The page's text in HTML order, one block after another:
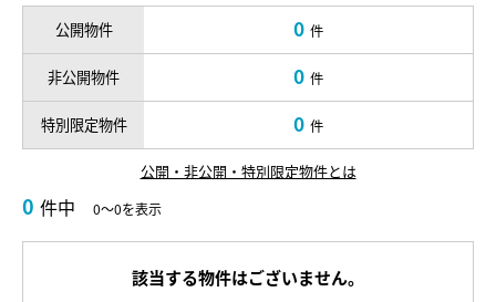
公開物件 0 件
非公開物件 0 件
特別限定物件 0 件
公開・非公開・特別限定物件とは
0 件中 0～0を表示
該当する物件はございません。